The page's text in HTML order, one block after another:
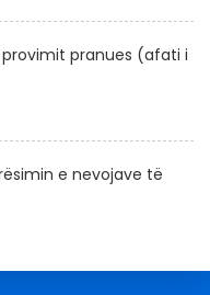
pranues (afati i
e nevojave të